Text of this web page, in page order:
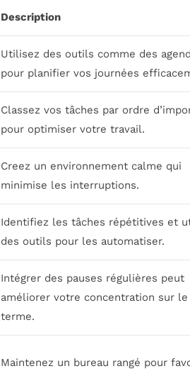
Description
Utilisez des outils comme des
pour planifier vos journées
Classez vos tâches par ordre
pour optimiser votre travail.
Creez un environnement calme qui
minimise les interruptions.
Identifiez les tâches répétitives et
des outils pour les automatiser.
Intégrer des pauses régulières peut
améliorer votre concentration sur
terme.
Maintenez un bureau rangé pour